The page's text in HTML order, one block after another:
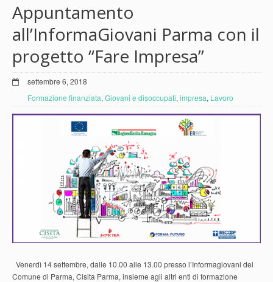
Appuntamento
all’InformaGiovani Parma con il
progetto “Fare Impresa”
settembre 6, 2018
Formazione finanziata, Giovani e disoccupati, impresa, Lavoro
Venerdì 14 settembre, dalle 10.00 alle 13.00 presso l’Informagiovani del
Comune di Parma, Cisita Parma, insieme agli altri enti di formazione